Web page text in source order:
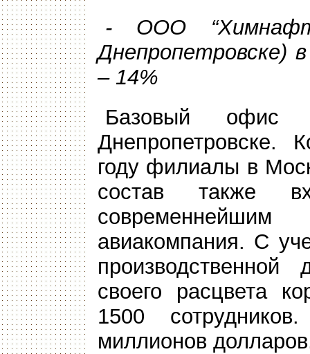
- ООО
Днепропетровске)
– 14%
Базовый офис
Днепропетровске.
году филиалы в
состав также
авиакомпания. С
своего расцвета
1500
миллионов